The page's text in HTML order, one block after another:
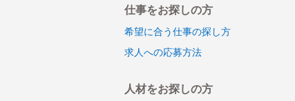
仕事をお探しの方
希望に合う仕事の探し方
求人への応募方法
人材をお探しの方